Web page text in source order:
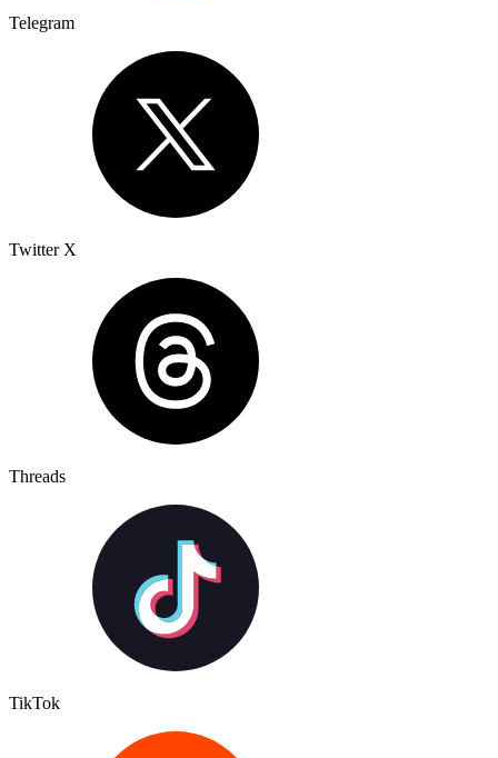
Telegram
Twitter X
Threads
TikTok